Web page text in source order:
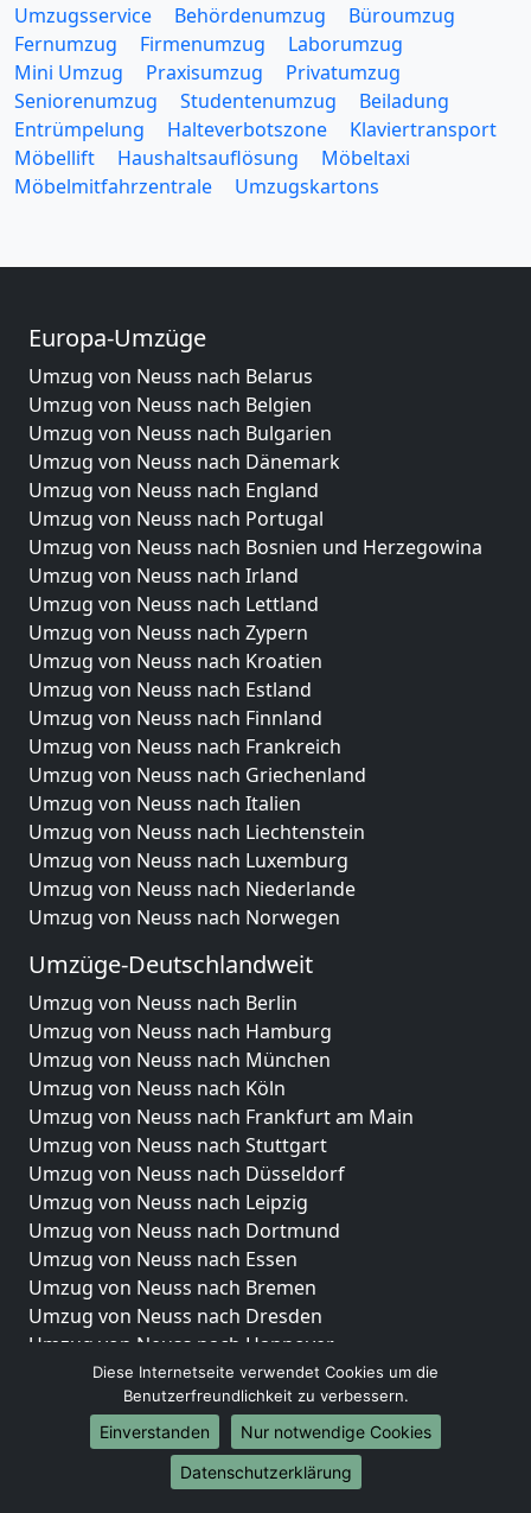
Umzugsservice Behördenumzug
Büroumzug
Fernumzug
Firmenumzug
Laborumzug
Mini Umzug
Praxisumzug
Privatumzug
Seniorenumzug
Studentenumzug
Beiladung
Entrümpelung
Halteverbotszone
Klaviertransport
Möbellift
Haushaltsauflösung
Möbeltaxi
Möbelmitfahrzentrale
Umzugskartons
Europa-Umzüge
Umzug von Neuss nach Belarus
Umzug von Neuss nach Belgien
Umzug von Neuss nach Bulgarien
Umzug von Neuss nach Dänemark
Umzug von Neuss nach England
Umzug von Neuss nach Portugal
Umzug von Neuss nach Bosnien und Herzegowina
Umzug von Neuss nach Irland
Umzug von Neuss nach Lettland
Umzug von Neuss nach Zypern
Umzug von Neuss nach Kroatien
Umzug von Neuss nach Estland
Umzug von Neuss nach Finnland
Umzug von Neuss nach Frankreich
Umzug von Neuss nach Griechenland
Umzug von Neuss nach Italien
Umzug von Neuss nach Liechtenstein
Umzug von Neuss nach Luxemburg
Umzug von Neuss nach Niederlande
Umzug von Neuss nach Norwegen
Umzüge-Deutschlandweit
Umzug von Neuss nach Berlin
Umzug von Neuss nach Hamburg
Umzug von Neuss nach München
Umzug von Neuss nach Köln
Umzug von Neuss nach Frankfurt am Main
Umzug von Neuss nach Stuttgart
Umzug von Neuss nach Düsseldorf
Umzug von Neuss nach Leipzig
Umzug von Neuss nach Dortmund
Umzug von Neuss nach Essen
Umzug von Neuss nach Bremen
Umzug von Neuss nach Dresden
Umzug von Neuss nach Hannover
Umzug von Neuss nach Nürnberg
Umzug von Neuss nach Duisburg
Umzug von Neuss nach Bochum
Umzug von Neuss nach Wuppertal
Umzug von Neuss nach Bielefeld
Diese Internetseite verwendet Cookies um die
Benutzerfreundlichkeit zu verbessern.
Einverstanden
Nur notwendige Cookies
Datenschutzerklärung